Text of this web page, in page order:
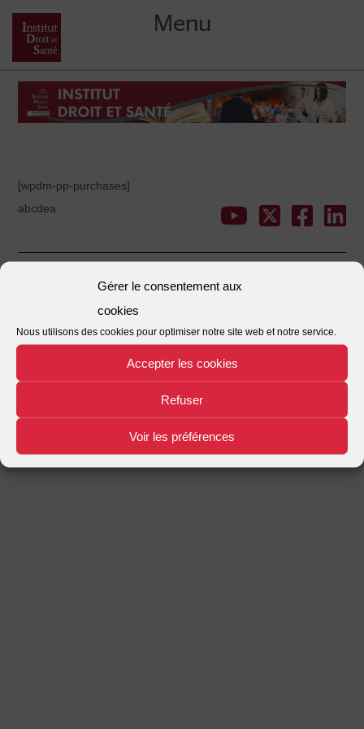
Gérer le consentement aux
cookies
Nous utilisons des cookies pour optimiser notre site web et notre service.
Accepter les cookies
Refuser
Voir les préférences
Menu
content
[wpdm-pp-purchases]
abcdea
Mentions légales |